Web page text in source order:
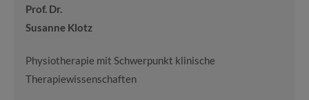
Prof. Dr.
Susanne Klotz
Physiotherapie mit Schwerpunkt klinische
Therapiewissenschaften